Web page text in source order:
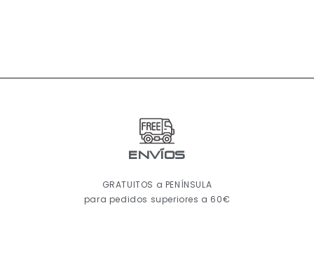
ENVÍOS
GRATUITOS a PENÍNSULA
para pedidos superiores a 60€